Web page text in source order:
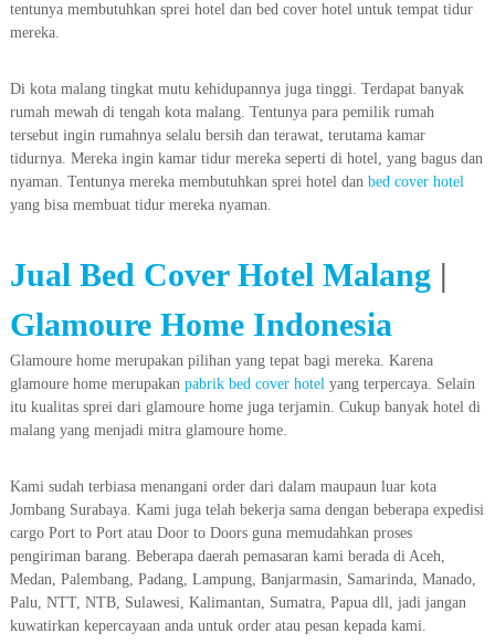
tentunya membutuhkan sprei hotel dan bed cover hotel untuk tempat tidur
mereka.
Di kota malang tingkat mutu kehidupannya juga tinggi. Terdapat banyak
rumah mewah di tengah kota malang. Tentunya para pemilik rumah
tersebut ingin rumahnya selalu bersih dan terawat, terutama kamar
tidurnya. Mereka ingin kamar tidur mereka seperti di hotel, yang bagus dan
nyaman. Tentunya mereka membutuhkan sprei hotel dan bed cover hotel
yang bisa membuat tidur mereka nyaman.
Jual Bed Cover Hotel Malang |
Glamoure Home Indonesia
Glamoure home merupakan pilihan yang tepat bagi mereka. Karena
glamoure home merupakan pabrik bed cover hotelyang terpercaya. Selain
itu kualitas sprei dari glamoure home juga terjamin. Cukup banyak hotel di
malang yang menjadi mitra glamoure home.
Kami sudah terbiasa menangani order dari dalam maupaun luar kota
Jombang Surabaya. Kami juga telah bekerja sama dengan beberapa expedisi
cargo Port to Port atau Door to Doors guna memudahkan proses
pengiriman barang. Beberapa daerah pemasaran kami berada di Aceh,
Medan, Palembang, Padang, Lampung, Banjarmasin, Samarinda, Manado,
Palu, NTT, NTB, Sulawesi, Kalimantan, Sumatra, Papua dll, jadi jangan
kuwatirkan kepercayaan anda untuk order atau pesan kepada kami.